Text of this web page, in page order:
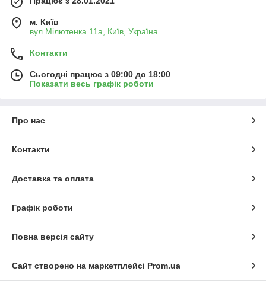
м. Київ
вул.Мілютенка 11а, Київ, Україна
Контакти
Сьогодні працює з 09:00 до 18:00
Показати весь графік роботи
Про нас
Контакти
Доставка та оплата
Графік роботи
Повна версія сайту
Сайт створено на маркетплейсі Prom.ua